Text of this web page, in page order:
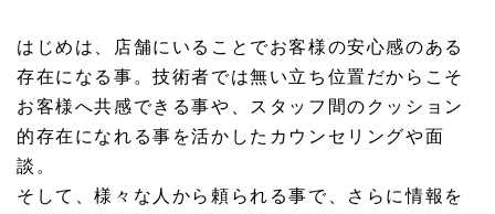
はじめは、店舗にいることでお客様の安心感のある
存在になる事。技術者では無い立ち位置だからこそ
お客様へ共感できる事や、スタッフ間のクッション
的存在になれる事を活かしたカウンセリングや面
談。
そして、様々な人から頼られる事で、さらに情報を